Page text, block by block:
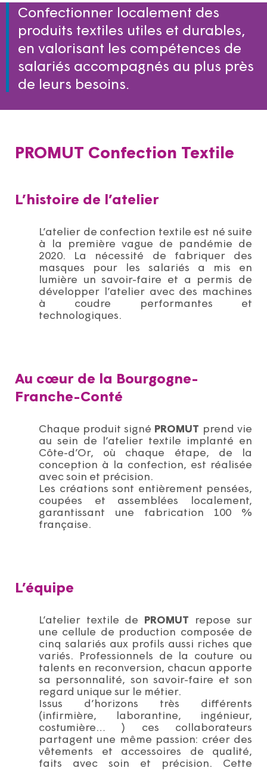
Confectionner localement des
produits textiles utiles et durables,
en valorisant les compétences de
salariés accompagnés au plus près
de leurs besoins.
PROMUT Confection Textile
L’histoire de l’atelier
L’atelier de confection textile est né suite
à la première vague de pandémie de
2020. La nécessité de fabriquer des
masques pour les salariés a mis en
lumière un savoir-faire et a permis de
développer l’atelier avec des machines
à coudre performantes et
technologiques.
Au cœur de la Bourgogne-
Franche-Conté
Chaque produit signé PROMUT prend vie
au sein de l’atelier textile implanté en
Côte-d’Or, où chaque étape, de la
conception à la confection, est réalisée
avec soin et précision.
Les créations sont entièrement pensées,
coupées et assemblées localement,
garantissant une fabrication 100 %
française.
L’équipe
L’atelier textile de PROMUT repose sur
une cellule de production composée de
cinq salariés aux profils aussi riches que
variés. Professionnels de la couture ou
talents en reconversion, chacun apporte
sa personnalité, son savoir-faire et son
regard unique sur le métier.
Issus d’horizons très différents
(infirmière, laborantine, ingénieur,
costumière… ) ces collaborateurs
partagent une même passion: créer des
vêtements et accessoires de qualité,
faits avec soin et précision. Cette